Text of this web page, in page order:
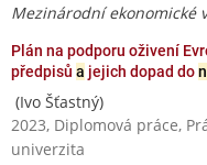
Mezinárodní ekonomické
Plán na podporu oživení
předpisů a jejich dopad do
(Ivo Šťastný)
2023, Diplomová práce,
univerzita